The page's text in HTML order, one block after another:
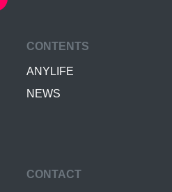
CONTENTS
ANYLIFE
NEWS
CONTACT